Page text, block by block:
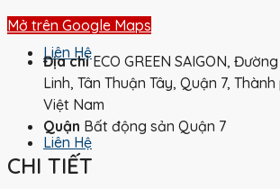
Liên Hệ
Liên Hệ
Mở trên Google Maps
Địa chỉ ECO GREEN SAIGON,
Linh, Tân Thuận Tây, Quận 7,
Việt Nam
Quận Bất động sản Quận 7
CHI TIẾT